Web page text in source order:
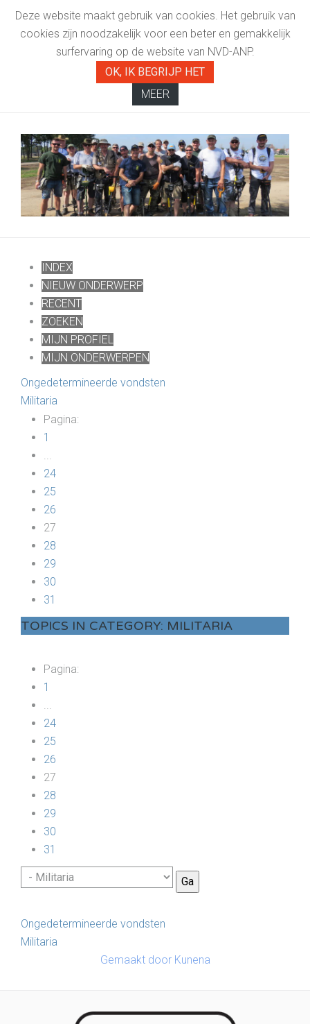
Deze website maakt gebruik van cookies. Het gebruik van
cookies zijn noodzakelijk voor een beter en gemakkelijk
surfervaring op de website van NVD-ANP.
OK, IK BEGRIJP HET
MEER
INDEX
NIEUW ONDERWERP
RECENT
ZOEKEN
MIJN PROFIEL
MIJN ONDERWERPEN
Ongedetermineerde vondsten
Militaria
Pagina:
1
...
24
25
26
27
28
29
30
31
TOPICS IN CATEGORY: MILITARIA
Pagina:
1
...
24
25
26
27
28
29
30
31
Ongedetermineerde vondsten
Militaria
Gemaakt door Kunena